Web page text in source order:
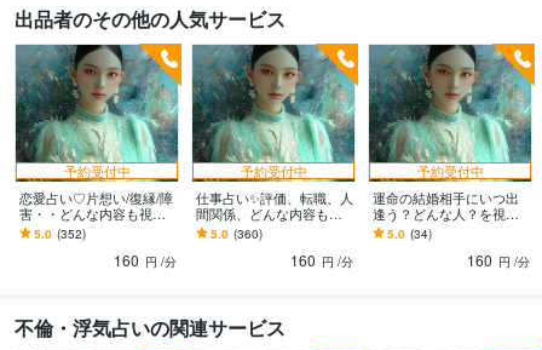
出品者のその他の人気サービス
予約受付中
恋愛占い♡片想い/復縁/障
害・・どんな内容も視ま
す お相手の気持ちを読み
解き 高次元の光から道し
5.0 (352)
160 円 /分
予約受付中
仕事占い✨評価、転職、人
間関係、どんな内容も視
ます キャリアのお悩みを
高次の視点から読み解く
深層リーディング✨
5.0 (360)
160 円 /分
予約受付中
運命の結婚相手にいつ出
逢う？どんな人？を視ま
す ご縁にたどり着くまで
の流れやアドバイスまで
5.0 (34)
160 円 /分
不倫・浮気占いの関連サービス